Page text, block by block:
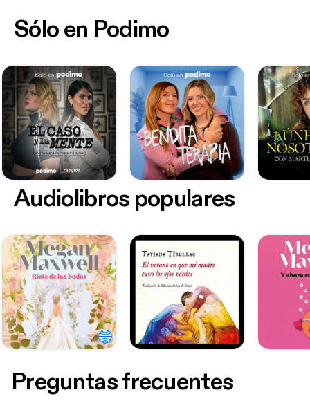
Sólo en Podimo
Audiolibros populares
Preguntas frecuentes